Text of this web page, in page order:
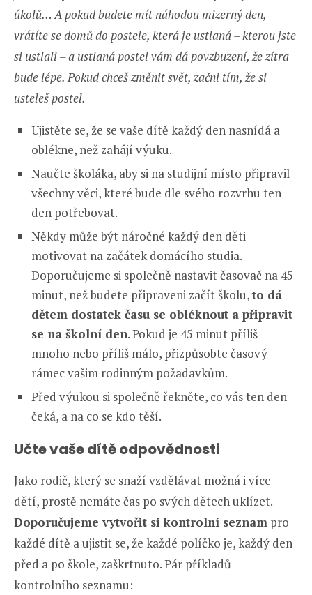
úkolů… A pokud budete mít náhodou mizerný den,
vrátíte se domů do postele, která je ustlaná – kterou jste
si ustlali – a ustlaná postel vám dá povzbuzení, že zítra
bude lépe. Pokud chceš změnit svět, začni tím, že si
usteleš postel.
Ujistěte se, že se vaše dítě každý den nasnídá a
oblékne, než zahájí výuku.
Naučte školáka, aby si na studijní místo připravil
všechny věci, které bude dle svého rozvrhu ten
den potřebovat.
Někdy může být náročné každý den děti
motivovat na začátek domácího studia.
Doporučujeme si společně nastavit časovač na 45
minut, než budete připraveni začít školu,to dá
dětem dostatek času se obléknout a připravit
se na školní den. Pokud je 45 minut příliš
mnoho nebo příliš málo, přizpůsobte časový
rámec vašim rodinným požadavkům.
Před výukou si společně řekněte, co vás ten den
čeká, a na co se kdo těší.
Učte vaše dítě odpovědnosti
Jako rodič, který se snaží vzdělávat možná i více
dětí, prostě nemáte čas po svých dětech uklízet.
Doporučujeme vytvořit si kontrolní seznam pro
každé dítě a ujistit se, že každé políčko je, každý den
před a po škole, zaškrtnuto. Pár příkladů
kontrolního seznamu: